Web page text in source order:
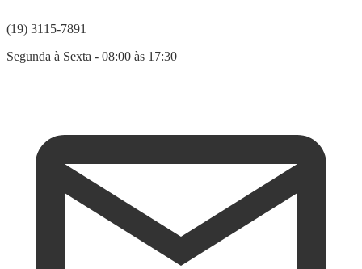
(19) 3115-7891
Segunda à Sexta - 08:00 às 17:30